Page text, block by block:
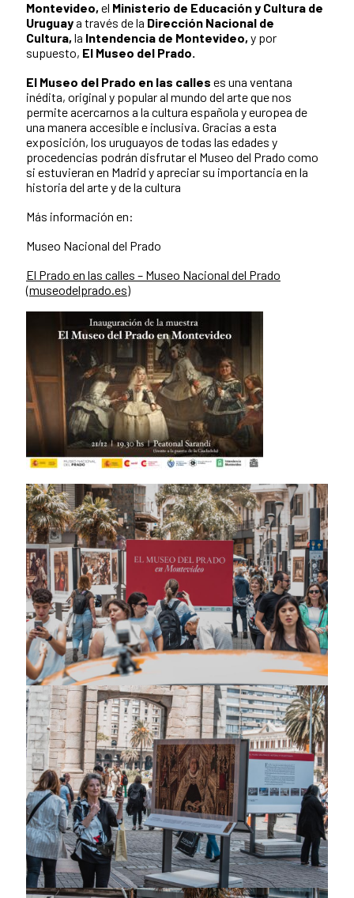
Montevideo, el Ministerio de Educación y Cultura de
Uruguaya través de la Dirección Nacional de
Cultura, la Intendencia de Montevideo, y por
supuesto, El Museo del Prado.
El Museo del Prado en las calles es una ventana
inédita, original y popular al mundo del arte que nos
permite acercarnos a la cultura española y europea de
una manera accesible e inclusiva. Gracias a esta
exposición, los uruguayos de todas las edades y
procedencias podrán disfrutar el Museo del Prado como
si estuvieran en Madrid y apreciar su importancia en la
historia del arte y de la cultura
Más información en:
Museo Nacional del Prado
El Prado en las calles – Museo Nacional del Prado
(museodelprado.es)